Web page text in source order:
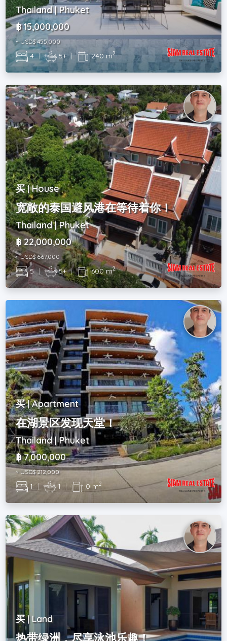
Thailand | Phuket
฿ 15,000,000
~ USD$ 455,000
4 | 5+ | 240 m2
买 | House
宽敞的泰国避风港在等待着你！
Thailand | Phuket
฿ 22,000,000
~ USD$ 667,000
5 | 5+ | 600 m2
买 | Apartment
在湖景区发现天堂！
Thailand | Phuket
฿ 7,000,000
~ USD$ 212,000
1 | 1 | 0 m2
买 | Land
热带绿洲，尽享泳池乐趣！